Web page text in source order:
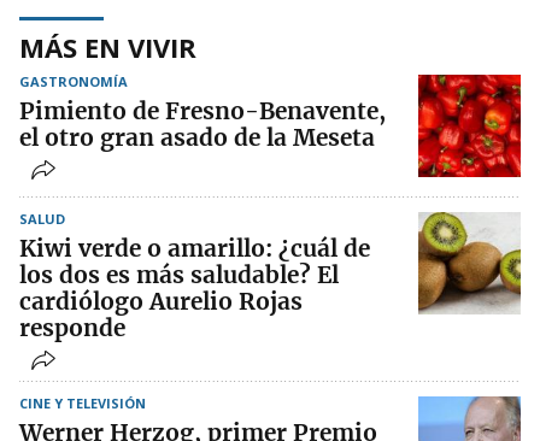
MÁS EN VIVIR
GASTRONOMÍA
Pimiento de Fresno-Benavente,
el otro gran asado de la Meseta
SALUD
Kiwi verde o amarillo: ¿cuál de
los dos es más saludable? El
cardiólogo Aurelio Rojas
responde
CINE Y TELEVISIÓN
Werner Herzog, primer Premio